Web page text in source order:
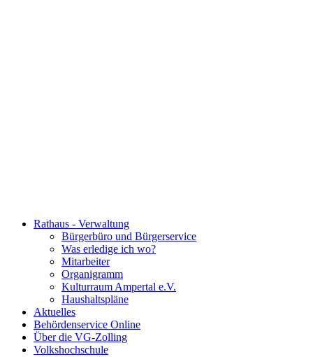
Rathaus - Verwaltung
Bürgerbüro und Bürgerservice
Was erledige ich wo?
Mitarbeiter
Organigramm
Kulturraum Ampertal e.V.
Haushaltspläne
Aktuelles
Behördenservice Online
Über die VG-Zolling
Volkshochschule